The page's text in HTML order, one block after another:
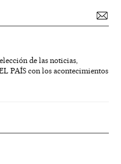
de las noticias,
PAÍS con los acontecimientos